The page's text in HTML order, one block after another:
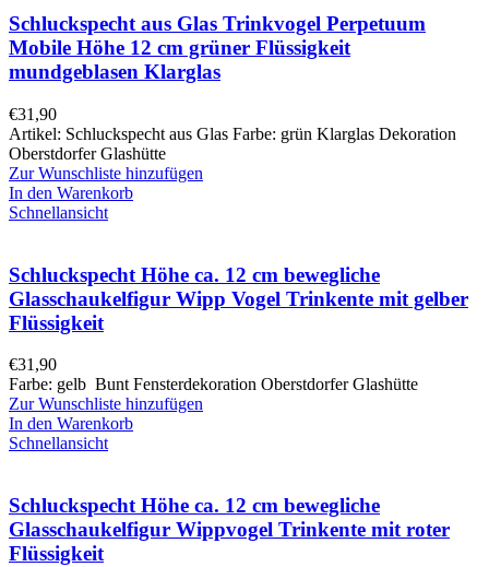
Schluckspecht aus Glas Trinkvogel Perpetuum
Mobile Höhe 12 cm grüner Flüssigkeit
mundgeblasen Klarglas
€31,90
Artikel: Schluckspecht aus Glas Farbe: grün Klarglas Dekoration
Oberstdorfer Glashütte
Zur Wunschliste hinzufügen
In den Warenkorb
Schnellansicht
Schluckspecht Höhe ca. 12 cm bewegliche
Glasschaukelfigur Wipp Vogel Trinkente mit gelber
Flüssigkeit
€31,90
Farbe: gelb Bunt Fensterdekoration Oberstdorfer Glashütte
Zur Wunschliste hinzufügen
In den Warenkorb
Schnellansicht
Schluckspecht Höhe ca. 12 cm bewegliche
Glasschaukelfigur Wippvogel Trinkente mit roter
Flüssigkeit